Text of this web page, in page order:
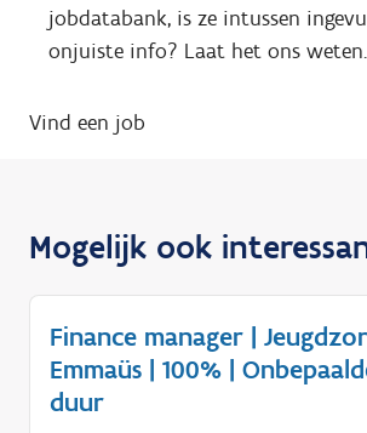
jobdatabank, is ze intussen
onjuiste info? Laat het ons weten.
Vind een job
Mogelijk ook
Finance manager |
Emmaüs | 100% |
duur